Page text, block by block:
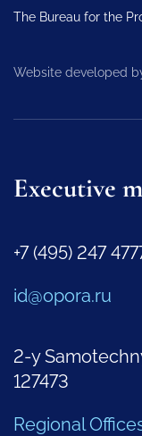
The Bureau for the
Website developed
Executive
+7 (495) 247
id@opora.ru
2-y
127473
Regional